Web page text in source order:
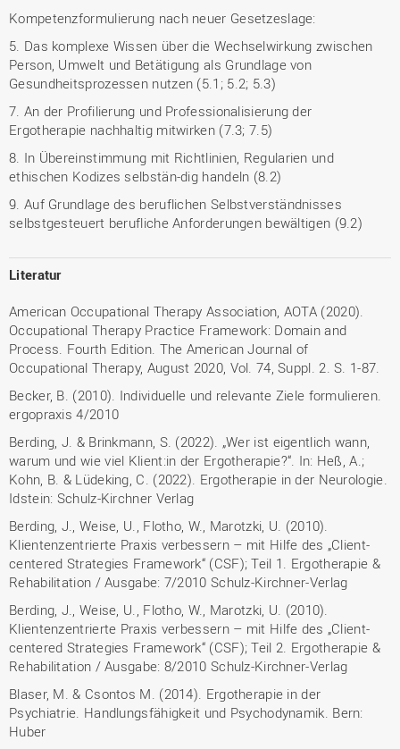
Kompetenzformulierung nach neuer Gesetzeslage:
5. Das komplexe Wissen über die Wechselwirkung zwischen
Person, Umwelt und Betätigung als Grundlage von
Gesundheitsprozessen nutzen (5.1; 5.2; 5.3)
7. An der Profilierung und Professionalisierung der
Ergotherapie nachhaltig mitwirken (7.3; 7.5)
8. In Übereinstimmung mit Richtlinien, Regularien und
ethischen Kodizes selbstän-dig handeln (8.2)
9. Auf Grundlage des beruflichen Selbstverständnisses
selbstgesteuert berufliche Anforderungen bewältigen (9.2)
Literatur
American Occupational Therapy Association, AOTA (2020).
Occupational Therapy Practice Framework: Domain and
Process. Fourth Edition. The American Journal of
Occupational Therapy, August 2020, Vol. 74, Suppl. 2. S. 1-87.
Becker, B. (2010). Individuelle und relevante Ziele formulieren.
ergopraxis 4/2010
Berding, J. & Brinkmann, S. (2022). „Wer ist eigentlich wann,
warum und wie viel Klient:in der Ergotherapie?“. In: Heß, A.;
Kohn, B. & Lüdeking, C. (2022). Ergotherapie in der Neurologie.
Idstein: Schulz-Kirchner Verlag
Berding, J., Weise, U., Flotho, W., Marotzki, U. (2010).
Klientenzentrierte Praxis verbessern – mit Hilfe des „Client-
centered Strategies Framework“ (CSF); Teil 1. Ergotherapie &
Rehabilitation / Ausgabe: 7/2010 Schulz-Kirchner-Verlag
Berding, J., Weise, U., Flotho, W., Marotzki, U. (2010).
Klientenzentrierte Praxis verbessern – mit Hilfe des „Client-
centered Strategies Framework“ (CSF); Teil 2. Ergotherapie &
Rehabilitation / Ausgabe: 8/2010 Schulz-Kirchner-Verlag
Blaser, M. & Csontos M. (2014). Ergotherapie in der
Psychiatrie. Handlungsfähigkeit und Psychodynamik. Bern:
Huber